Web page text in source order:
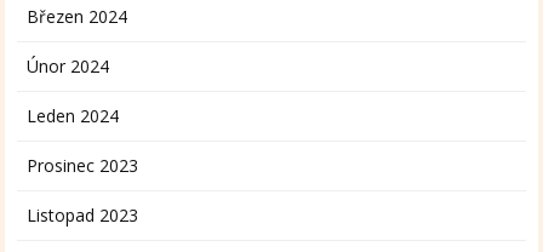
Březen 2024
Únor 2024
Leden 2024
Prosinec 2023
Listopad 2023